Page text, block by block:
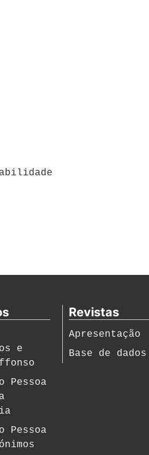
e
Pessoa
Pessoa
Revistas
Apresentação
Base de dados